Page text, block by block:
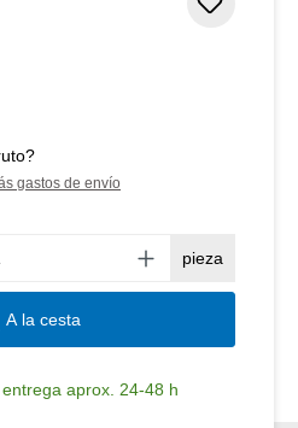
gastos de envío
pieza
A la cesta
aprox. 24-48 h